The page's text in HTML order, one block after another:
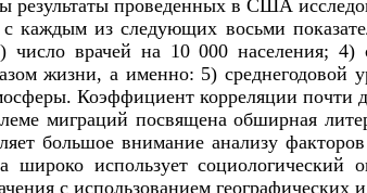
результаты проведенных в США
каждым из следующих восьми
число врачей на 10 000 населения;
жизни, а именно: 5) среднегодовой
Коэффициент корреляции
миграций посвящена обширная
большое внимание анализу
широко использует
с использованием